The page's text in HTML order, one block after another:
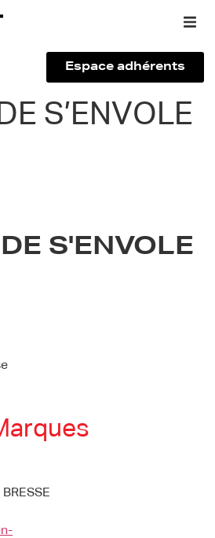
Espace adhérents
S’ENVOLE
S'ENVOLE
BRESSE